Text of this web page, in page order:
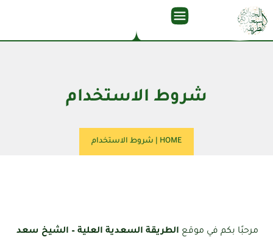
شروط الاستخدام
HOME شروط الاستخدام
مرحبًا بكم في موقع الطريقة السعدية العلية – الشيخ سعد